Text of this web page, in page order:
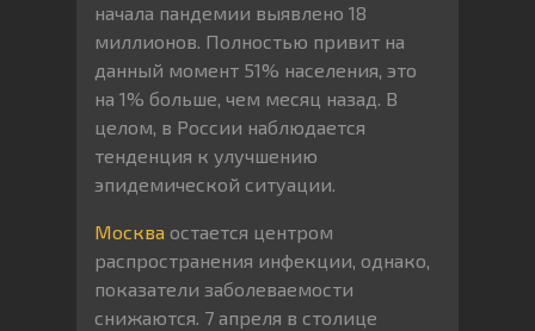
начала пандемии выявлено 18
миллионов. Полностью привит на
данный момент 51% населения, это
на 1% больше, чем месяц назад. В
целом, в России наблюдается
тенденция к улучшению
эпидемической ситуации.
Москва остается центром
распространения инфекции, однако,
показатели заболеваемости
снижаются. 7 апреля в столице